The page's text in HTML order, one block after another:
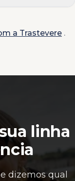
a Trastevere .
linha
dizemos qual